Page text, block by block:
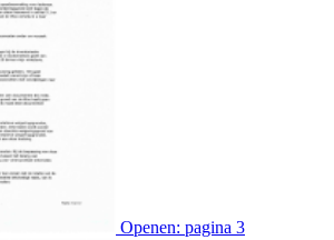
Openen: pagina 3